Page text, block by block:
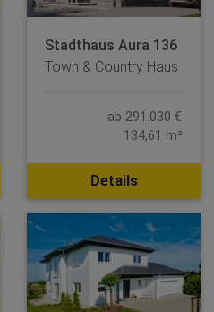
Stadthaus Aura 136
Town & Country Haus
ab 291.030 €
134,61 m²
Details